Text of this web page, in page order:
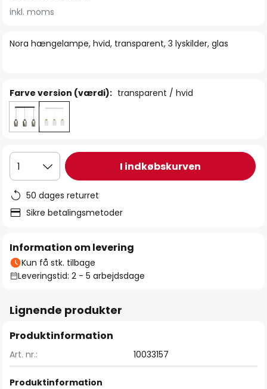
starten
billedgalleriet
Nora hængelampe, hvid, transparent, 3 lyskilder, glas
inkl. moms
Farve version (værdi): transparent / hvid
1 I indkøbskurven
50 dages returret
Sikre betalingsmetoder
Information om levering
Kun få stk. tilbage
Leveringstid: 2 - 5 arbejdsdage
Lignende produkter
Produktinformation
Art. nr.: 10033157
Produktinformation